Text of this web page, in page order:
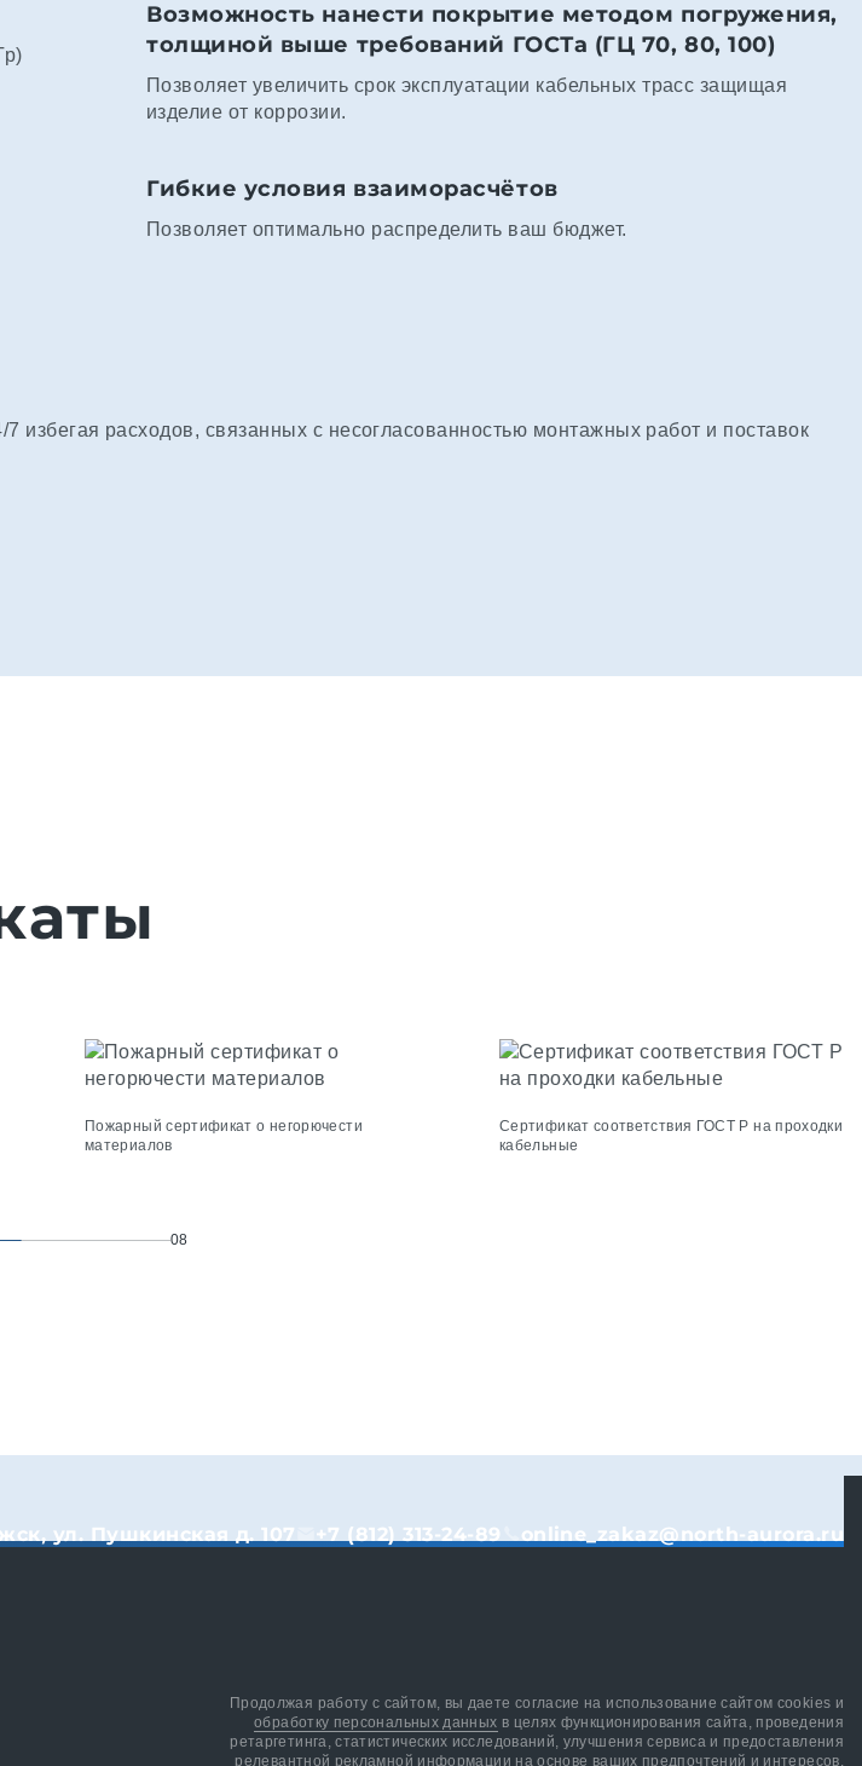
Возможность нанести покрытие методом погружения,
толщиной выше требований ГОСТа (ГЦ 70, 80, 100)
Позволяет увеличить срок эксплуатации кабельных трасс защищая
изделие от коррозии.
Гибкие условия взаиморасчётов
Позволяет оптимально распределить ваш бюджет.
избегая расходов, связанных с несогласованностью монтажных работ и поставок
Пожарный сертификат о негорючести
материалов
Сертификат соответствия ГОСТ Р на проходки
кабельные
08
ул. Пушкинская д. 107 +7 (812) 313-24-89 online_zakaz@north-aurora.ru
Продолжая работу с сайтом, вы даете согласие на использование сайтом cookies и
обработку персональных данных в целях функционирования сайта, проведения
ретаргетинга, статистических исследований, улучшения сервиса и предоставления
релевантной рекламной информации на основе ваших предпочтений и интересов.